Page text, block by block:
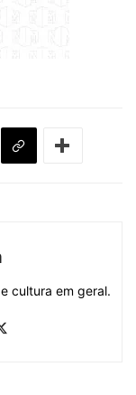
cultura em geral.